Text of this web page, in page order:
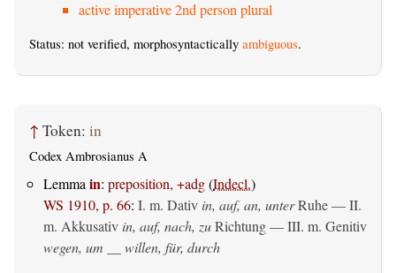
active imperative 2nd person plural
Status: not verified, morphosyntactically ambiguous.
↑ Token: in
Codex Ambrosianus A
Lemma in: preposition, +adg(Indecl.)
WS 1910, p. 66: I. m. Dativ in, auf, an, unterRuhe — II.
m. Akkusativ in, auf, nach, zuRichtung — III. m. Genitiv
wegen, um __ willen, für, durch